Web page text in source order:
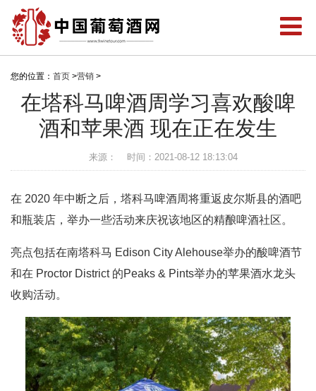
您的位置： 首页 >营销 >
在塔科马啤酒周学习喜欢酸啤
酒和苹果酒 现在正在发生
来源： 时间：2021-08-12 18:13:04
在 2020 年中断之后，塔科马啤酒周将重返皮尔斯县的酒吧
和瓶装店，举办一些活动来庆祝该地区的精酿啤酒社区。
亮点包括在南塔科马 Edison City Alehouse举办的酸啤酒节
和在 Proctor District 的Peaks & Pints举办的苹果酒水龙头
收购活动。